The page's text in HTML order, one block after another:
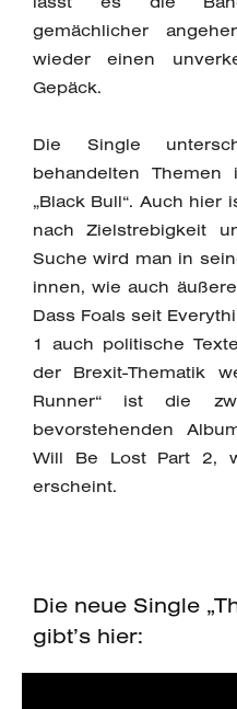
gemächlicher
wieder einen
Gepäck.
Die Single
behandelten
„Black Bull“. Auch hier
nach Zielstrebigkeit
Suche wird man in
innen, wie auch
Dass Foals seit
1 auch politische
der Brexit-Thematik
Runner“ ist die
bevorstehenden
Will Be Lost Part 2,
erscheint.
Die neue Single
gibt’s hier: